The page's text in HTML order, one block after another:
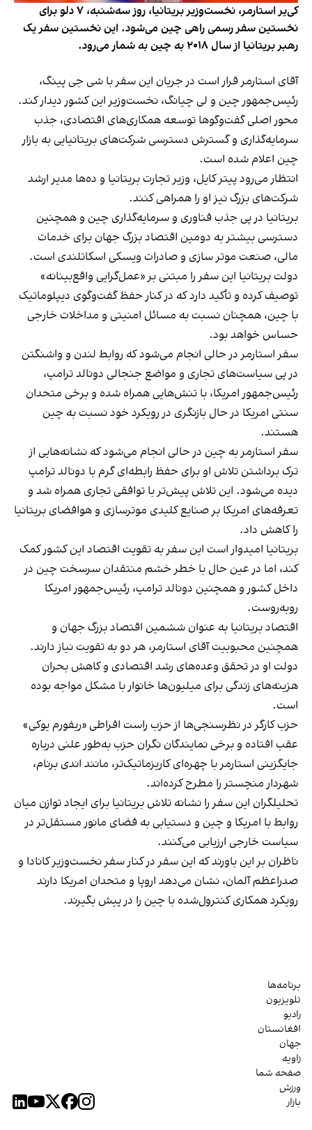
کی‌یر استارمر، نخست‌وزیر بریتانیا، روز سه‌شنبه، ۷ دلو برای
نخستین سفر رسمی راهی چین می‌شود. این نخستین سفر یک
رهبر بریتانیا از سال ۲۰۱۸ به چین به شمار می‌رود.
آقای استارمر قرار است در جریان این سفر با شی جی پینگ،
رئیس‌جمهور چین و لی چیانگ، نخست‌وزیر این کشور دیدار کند.
محور اصلی گفت‌وگوها توسعه همکاری‌های اقتصادی، جذب
سرمایه‌گذاری و گسترش دسترسی شرکت‌های بریتانیایی به بازار
چین اعلام شده است.
انتظار می‌رود پیتر کایل، وزیر تجارت بریتانیا و ده‌ها مدیر ارشد
شرکت‌های بزرگ نیز او را همراهی کنند.
بریتانیا در پی جذب فناوری و سرمایه‌گذاری چین و همچنین
دسترسی بیشتر به دومین اقتصاد بزرگ جهان برای خدمات
مالی، صنعت موتر سازی و صادرات ویسکی اسکاتلندی است.
دولت بریتانیا این سفر را مبتنی بر «عمل‌گرایی واقع‌بینانه»
توصیف کرده و تأکید دارد که در کنار حفظ گفت‌وگوی دیپلوماتیک
با چین، همچنان نسبت به مسائل امنیتی و مداخلات خارجی
حساس خواهد بود.
سفر استارمر در حالی انجام می‌شود که روابط لندن و واشنگتن
در پی سیاست‌های تجاری و مواضع جنجالی دونالد ترامپ،
رئیس‌جمهور امریکا، با تنش‌هایی همراه شده و برخی متحدان
سنتی امریکا در حال بازنگری در رویکرد خود نسبت به چین
هستند.
سفر استارمر به چین در حالی انجام می‌شود که نشانه‌هایی از
ترک برداشتن تلاش او برای حفظ رابطه‌ای گرم با دونالد ترامپ
دیده می‌شود. این تلاش پیش‌تر با توافقی تجاری همراه شد و
تعرفه‌های امریکا بر صنایع کلیدی موترسازی و هوافضای بریتانیا
را کاهش داد.
بریتانیا امیدوار است این سفر به تقویت اقتصاد این کشور کمک
کند، اما در عین حال با خطر خشم منتقدان سرسخت چین در
داخل کشور و همچنین دونالد ترامپ، رئیس‌جمهور امریکا
روبه‌روست.
اقتصاد بریتانیا به عنوان ششمین اقتصاد بزرگ جهان و
همچنین محبوبیت آقای استارمر، هر دو به تقویت نیاز دارند.
دولت او در تحقق وعده‌های رشد اقتصادی و کاهش بحران
هزینه‌های زندگی برای میلیون‌ها خانوار با مشکل مواجه بوده
است.
حزب کارگر در نظرسنجی‌ها از حزب راست افراطی «ریفورم یوکی»
عقب افتاده و برخی نمایندگان نگران حزب به‌طور علنی درباره
جایگزینی استارمر با چهره‌ای کاریزماتیک‌تر، مانند اندی برنام،
شهردار منچستر را مطرح کرده‌اند.
تحلیلگران این سفر را نشانه تلاش بریتانیا برای ایجاد توازن میان
روابط با امریکا و چین و دستیابی به فضای مانور مستقل‌تر در
سیاست خارجی ارزیابی می‌کنند.
ناظران بر این باورند که این سفر در کنار سفر نخست‌وزیر کانادا و
صدراعظم آلمان، نشان می‌دهد اروپا و متحدان امریکا دارند
رویکرد همکاری کنترول‌شده با چین را در پیش بگیرند.
برنامه‌ها
تلویزیون
رادیو
افغانستان
جهان
زاویه
صفحه شما
ورزش
بازار